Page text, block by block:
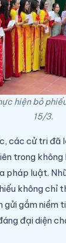
hiện bỏ
15/3.
các cử tri đã
trong
pháp luật.
không chỉ
gửi gắm niềm
đại diện